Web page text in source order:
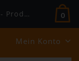
Mein Konto
0
Mabuse-Buchversand - Verlag - Produkte